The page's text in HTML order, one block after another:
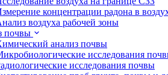
концентрации радона в
воздуха рабочей зоны
почвы
анализ почвы
исследования
исследования почвы